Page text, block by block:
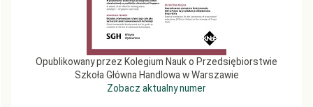
Opublikowany przez Kolegium Nauk o Przedsiębiorstwie
Szkoła Główna Handlowa w Warszawie
Zobacz aktualny numer